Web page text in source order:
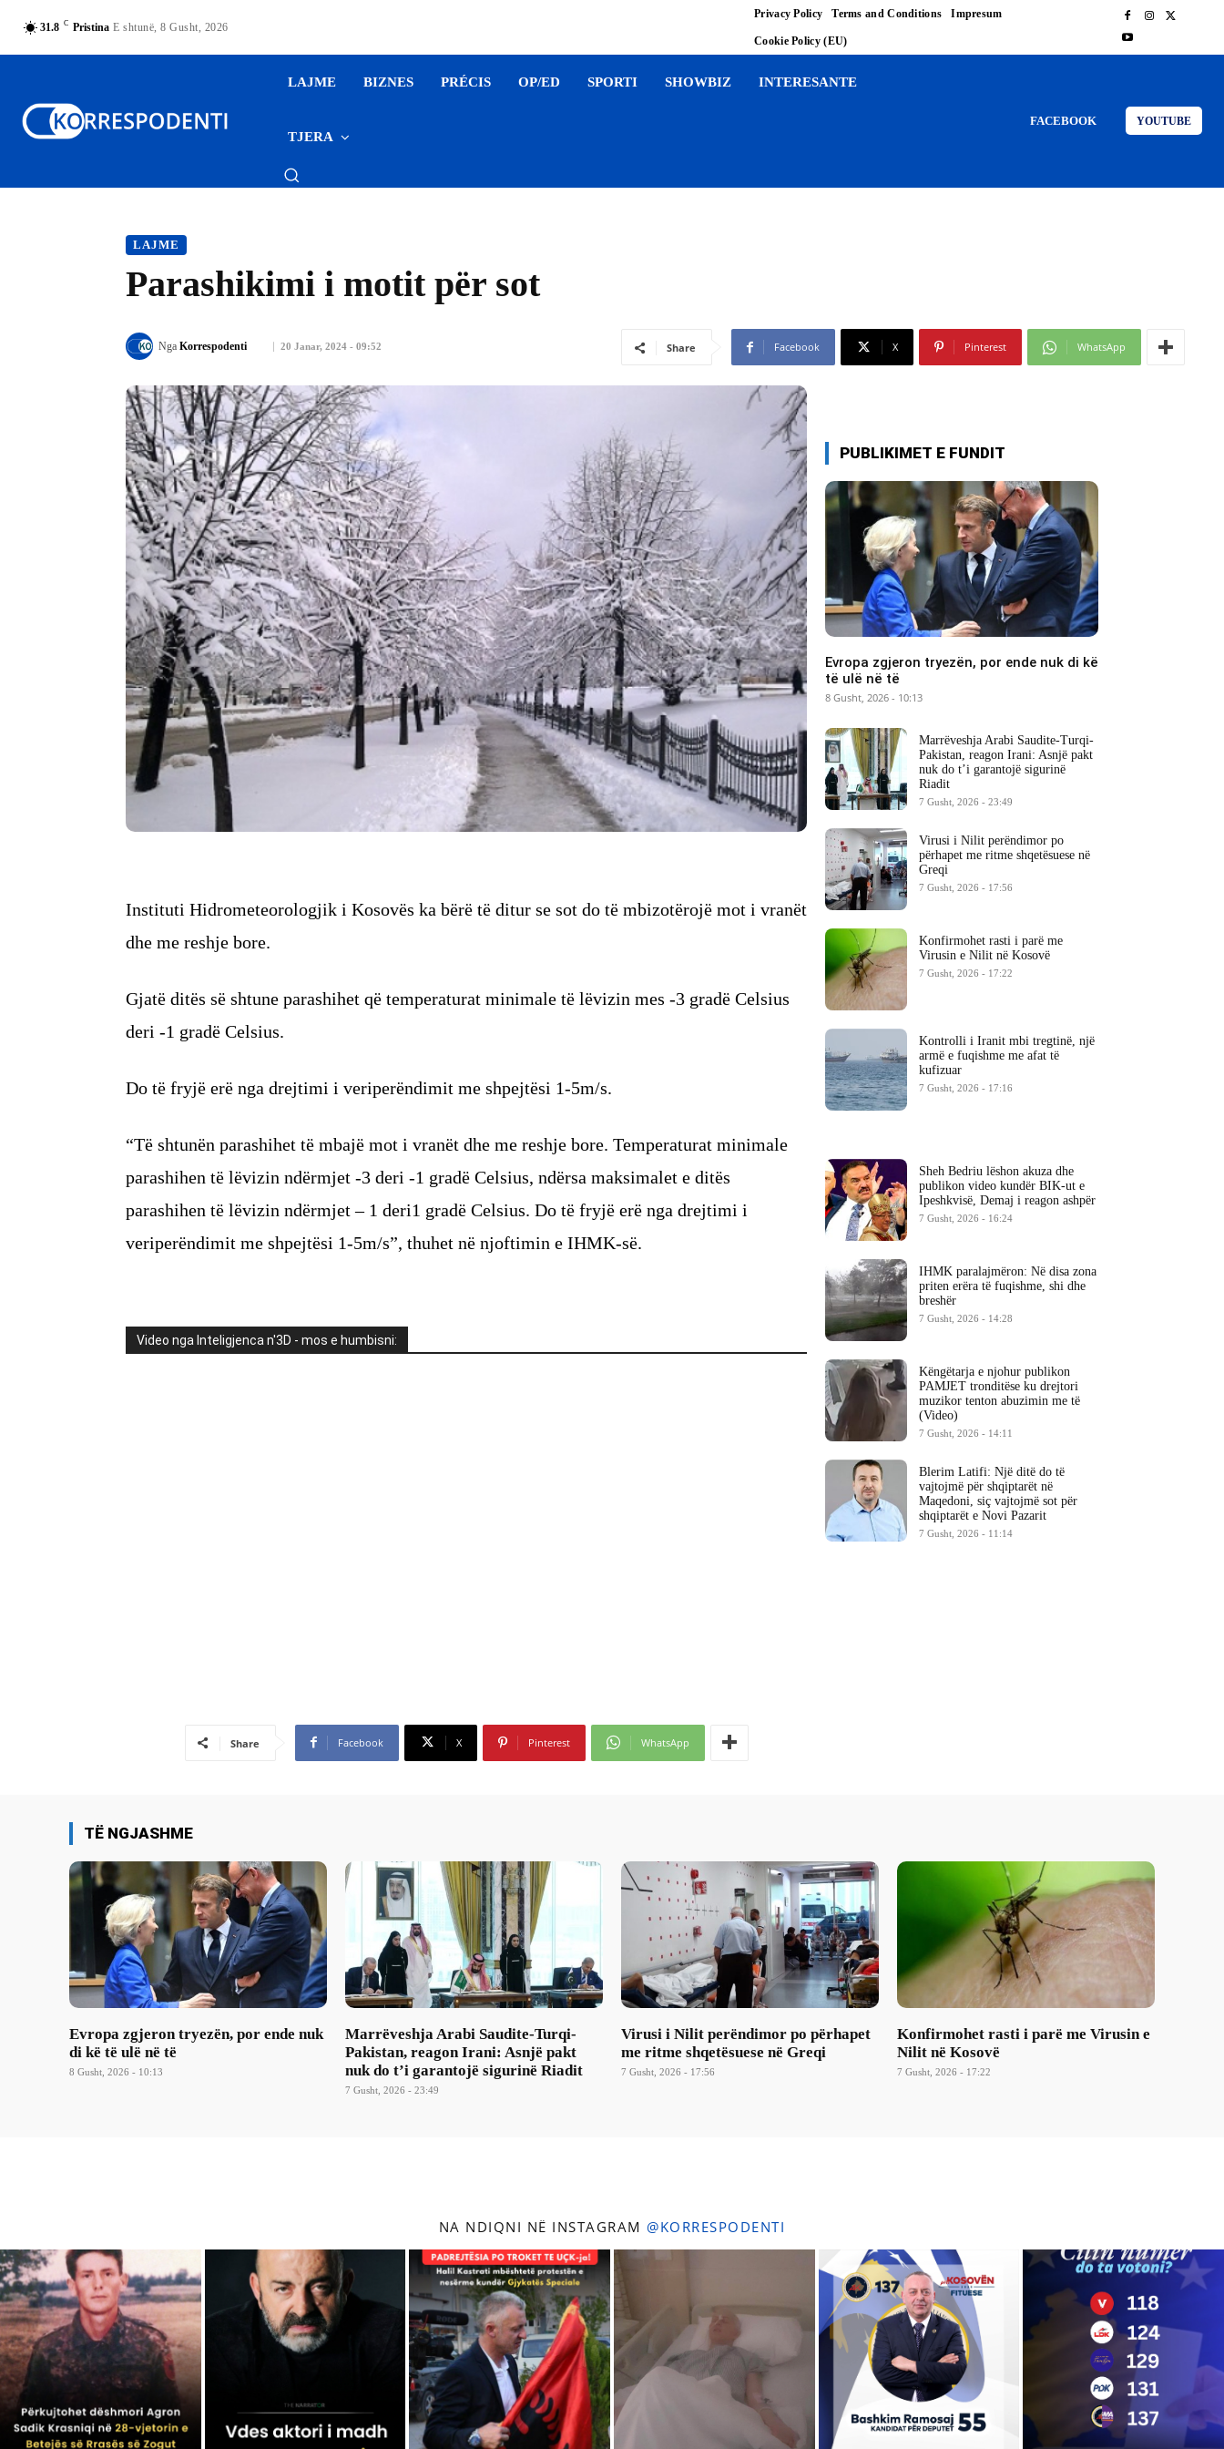
31.8 C Pristina E shtunë, 8 Gusht, 2026
Privacy Policy Terms and Conditions Impresum
Cookie Policy (EU)
LAJME BIZNES PRÉCIS OP/ED SPORTI SHOWBIZ INTERESANTE
TJERA
FACEBOOK YOUTUBE
LAJME
Parashikimi i motit për sot
20 Janar, 2024 - 09:52
Nga Korrespodenti Share Facebook X Pinterest WhatsApp
Instituti Hidrometeorologjik i Kosovës ka bërë të ditur se sot do të mbizotërojë mot i vranët
dhe me reshje bore.
Gjatë ditës së shtune parashihet që temperaturat minimale të lëvizin mes -3 gradë Celsius
deri -1 gradë Celsius.
Do të fryjë erë nga drejtimi i veriperëndimit me shpejtësi 1-5m/s.
“Të shtunën parashihet të mbajë mot i vranët dhe me reshje bore. Temperaturat minimale
parashihen të lëvizin ndërmjet -3 deri -1 gradë Celsius, ndërsa maksimalet e ditës
parashihen të lëvizin ndërmjet – 1 deri1 gradë Celsius. Do të fryjë erë nga drejtimi i
veriperëndimit me shpejtësi 1-5m/s”, thuhet në njoftimin e IHMK-së.
Video nga Inteligjenca n'3D - mos e humbisni:
Share Facebook X Pinterest WhatsApp
PUBLIKIMET E FUNDIT
Evropa zgjeron tryezën, por ende nuk di kë
të ulë në të
8 Gusht, 2026 - 10:13
Marrëveshja Arabi Saudite-Turqi-
Pakistan, reagon Irani: Asnjë pakt
nuk do t’i garantojë sigurinë
Riadit
7 Gusht, 2026 - 23:49
Virusi i Nilit perëndimor po
përhapet me ritme shqetësuese në
Greqi
7 Gusht, 2026 - 17:56
Konfirmohet rasti i parë me
Virusin e Nilit në Kosovë
7 Gusht, 2026 - 17:22
Kontrolli i Iranit mbi tregtinë, një
armë e fuqishme me afat të
kufizuar
7 Gusht, 2026 - 17:16
Sheh Bedriu lëshon akuza dhe
publikon video kundër BIK-ut e
Ipeshkvisë, Demaj i reagon ashpër
7 Gusht, 2026 - 16:24
IHMK paralajmëron: Në disa zona
priten erëra të fuqishme, shi dhe
breshër
7 Gusht, 2026 - 14:28
Këngëtarja e njohur publikon
PAMJET tronditëse ku drejtori
muzikor tenton abuzimin me të
(Video)
7 Gusht, 2026 - 14:11
Blerim Latifi: Një ditë do të
vajtojmë për shqiptarët në
Maqedoni, siç vajtojmë sot për
shqiptarët e Novi Pazarit
7 Gusht, 2026 - 11:14
TË NGJASHME
Evropa zgjeron tryezën, por ende nuk
di kë të ulë në të
8 Gusht, 2026 - 10:13
Marrëveshja Arabi Saudite-Turqi-
Pakistan, reagon Irani: Asnjë pakt
nuk do t’i garantojë sigurinë Riadit
7 Gusht, 2026 - 23:49
Virusi i Nilit perëndimor po përhapet
me ritme shqetësuese në Greqi
7 Gusht, 2026 - 17:56
Konfirmohet rasti i parë me Virusin e
Nilit në Kosovë
7 Gusht, 2026 - 17:22
NA NDIQNI NË INSTAGRAM @KORRESPODENTI